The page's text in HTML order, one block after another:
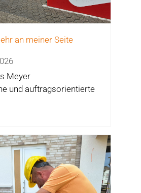
an meiner Seite
Meyer
und auftragsorientierte